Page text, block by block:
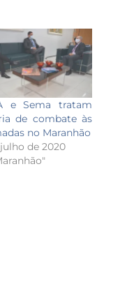
e Sema tratam
de combate às
no Maranhão
de 2020